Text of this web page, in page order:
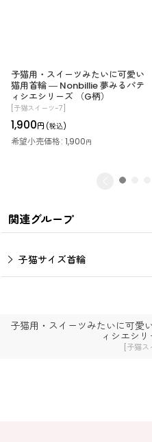
子猫用・スイーツみたいに可
ィシエシリ
[子猫
子猫用・スイーツみたいに可愛い
猫用首輪 ― Nonbillie 夢みるパテ
ィシエシリーズ （G柄）
[子猫スイーツ-7]
1,900円 (税込)
希望小売価格: 1,900円
関連グループ
子猫サイズ首輪